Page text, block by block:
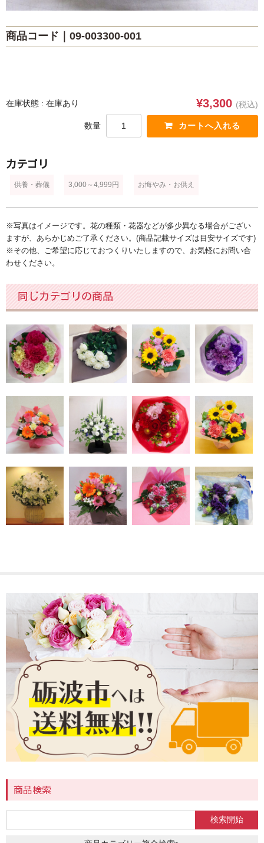
ピンク
イエロー・オレンジ
ミックス・その他
アレンジメント
プリザーブドフラワー・シャボンフラワー
スタンド
ウェディング
種類
胡蝶蘭
バラ[薔薇]
カスミソウ[かすみ草]
ユリ[百合]
ガーベラ
カーネーション
ヒマワリ[ひまわり]
チューリップ
3,000～4,999円
5,000～9,999円
10,000～14,999円
送料・支払い
ご注文ガイド
各種教室
商品コード｜09-003300-001
在庫状態 : 在庫あり ¥3,300 (税込)
数量
カテゴリ
供養・葬儀 3,000～4,999円 お悔やみ・お供え
※写真はイメージです。花の種類・花器などが多少異なる場合がござい
ますが、あらかじめご了承ください。(商品記載サイズは目安サイズです)
※その他、ご希望に応じておつくりいたしますので、お気軽にお問い合
わせください。
同じカテゴリの商品
商品検索